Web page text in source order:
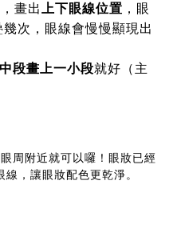
畫出上下眼線位置 ，眼
次，眼線會慢慢顯現出
段畫上一小段就好（主
周附近就可以囉！眼妝已經
，讓眼妝配色更乾淨。